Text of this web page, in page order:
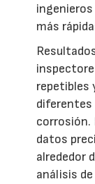
más
repetibles
diferentes
corrosión.
datos
alrededor
análisis